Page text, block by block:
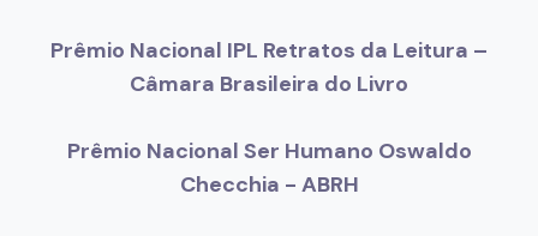
Prêmio Nacional IPL Retratos da Leitura –
Câmara Brasileira do Livro
Prêmio Nacional Ser Humano Oswaldo
Checchia - ABRH